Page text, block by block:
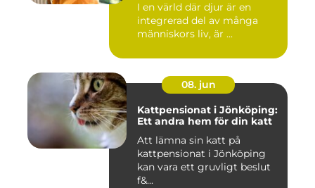
I en värld där djur är en
integrerad del av många
människors liv, är ...
08. jun
Kattpensionat i Jönköping:
Ett andra hem för din katt
Att lämna sin katt på
kattpensionat i Jönköping
kan vara ett gruvligt beslut
f&...